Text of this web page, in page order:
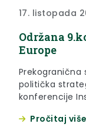
17. listopada
Održana
Europe
Prekogranična
politička
konferencije
Pročitaj više